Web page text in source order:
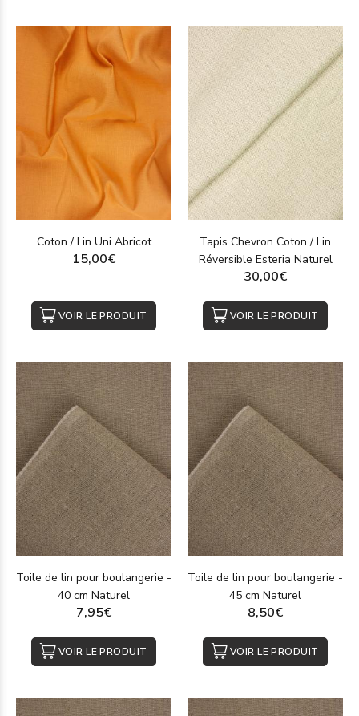
Coton / Lin Uni Abricot
15,00€
VOIR LE PRODUIT
Tapis Chevron Coton / Lin
Réversible Esteria Naturel
30,00€
VOIR LE PRODUIT
Toile de lin pour boulangerie -
40 cm Naturel
7,95€
VOIR LE PRODUIT
Toile de lin pour boulangerie -
45 cm Naturel
8,50€
VOIR LE PRODUIT